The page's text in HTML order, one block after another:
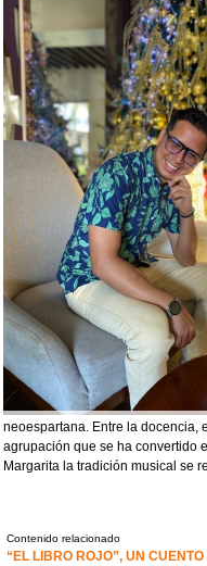
neoespartana. Entre la docencia,
agrupación que se ha convertido
Margarita la tradición musical se
Contenido relacionado
“EL LIBRO ROJO”, UN